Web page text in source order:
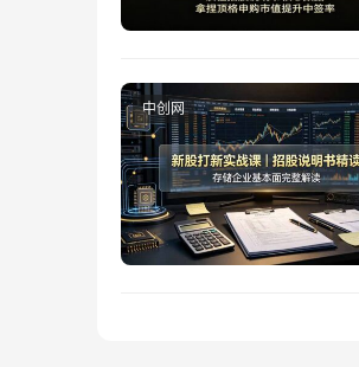
中创网